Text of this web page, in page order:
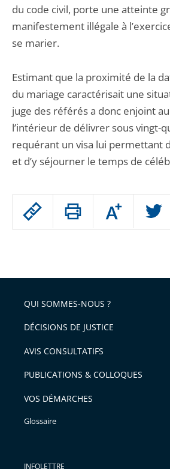
Passer
arriver
après
Augmenter
ou
l'article
pour
avant
du code civil, porte une atteinte
manifestement illégale à
se marier.
Estimant que la proximité de la
du mariage caractérisait une
juge des référés a donc enjoint
l’intérieur de délivrer sous vingt-
requérant un visa lui permettant
et d’y séjourner le temps de
QUI SOMMES-NOUS ?
DÉCISIONS DE JUSTICE
AVIS CONSULTATIFS
PUBLICATIONS & COLLOQUES
VOS DÉMARCHES
Glossaire
INFOLETTRE